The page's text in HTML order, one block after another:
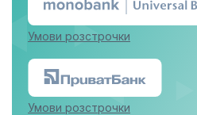
Умови розстрочки
Умови розстрочки